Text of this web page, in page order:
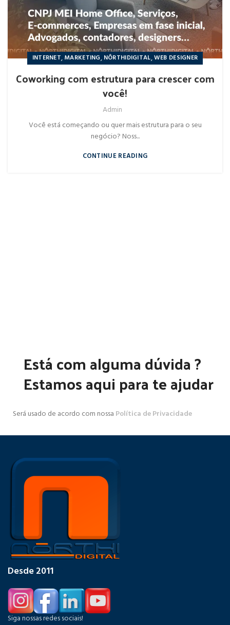
INTERNET, MARKETING, NÔRTHIDIGITAL,WEB DESIGNER
Coworking com estrutura para crescer com
você!
Admin
Você está começando ou quer mais estrutura para o seu
negócio? Noss...
CONTINUE READING
Está com alguma dúvida ?
Estamos aqui para te ajudar
Será usado de acordo com nossa Política de Privacidade
Desde 2011
Siga nossas redes sociais!